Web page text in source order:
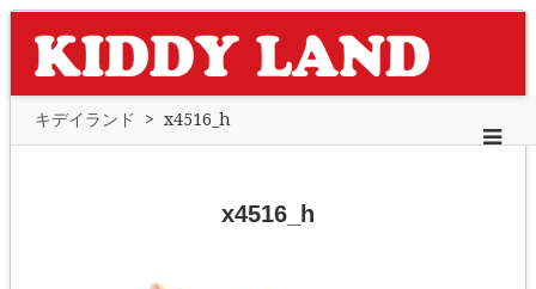
キデイランド > x4516_h
x4516_h